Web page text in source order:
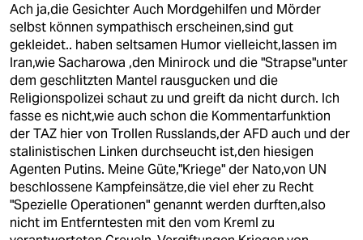
Ach ja,die Gesichter Auch Mordgehilfen und Mörder
selbst können sympathisch erscheinen,sind gut
gekleidet.. haben seltsamen Humor vielleicht,lassen im
Iran,wie Sacharowa ,den Minirock und die "Strapse"unter
dem geschlitzten Mantel rausgucken und die
Religionspolizei schaut zu und greift da nicht durch. Ich
fasse es nicht,wie auch schon die Kommentarfunktion
der TAZ hier von Trollen Russlands,der AFD auch und der
stalinistischen Linken durchseucht ist,den hiesigen
Agenten Putins. Meine Güte,"Kriege" der Nato,von UN
beschlossene Kampfeinsätze,die viel eher zu Recht
"Spezielle Operationen" genannt werden durften,also
nicht im Entferntesten mit den vom Kreml zu